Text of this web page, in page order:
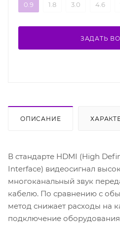
0.9
1.8 3.0 4.6
ЗАДАТЬ
ОПИСАНИЕ
В стандарте HDMI (High
Interface) видеосигнал
многоканальный звук
кабелю. По сравнению с
метод снижает расходы на
подключение